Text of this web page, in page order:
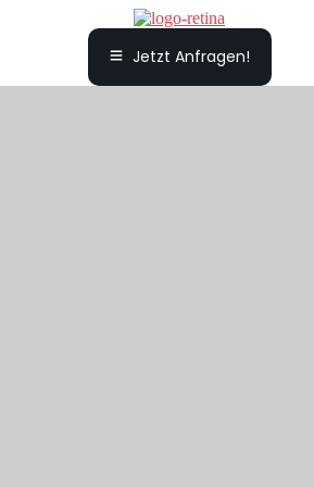
Jetzt Anfragen!